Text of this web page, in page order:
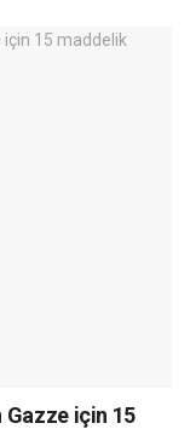
Gazze için 15